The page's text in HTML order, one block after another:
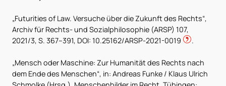
„Futurities of Law. Versuche über die Zukunft des Rechts“,
Archiv für Rechts- und Sozialphilosophie (ARSP) 107,
2021/3, S. 367–391, DOI: 10.25162/ARSP-2021-0019
.
„Mensch oder Maschine: Zur Humanität des Rechts nach
dem Ende des Menschen“, in: Andreas Funke / Klaus Ulrich